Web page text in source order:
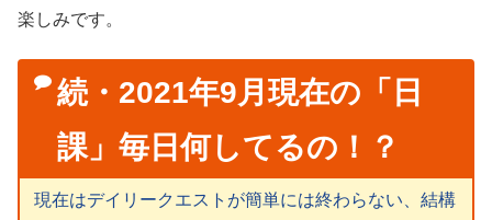
楽しみです。
続・2021年9月現在の「日
課」毎日何してるの！？
現在はデイリークエストが簡単には終わらない、結構